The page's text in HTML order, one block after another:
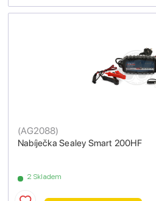
Nabíječka Sealey Smart 200HF
(AG2088)
2 Skladem